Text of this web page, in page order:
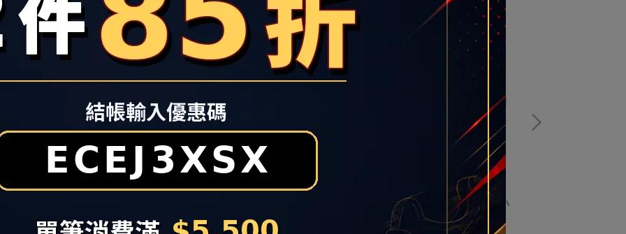
焦
Nike Air Monarch IV 男鞋 老爹鞋 復古 休閒
NT$2,500
NIKE WMNS TC 7900 女 休閒 雲霧藍
FB8941-043 增高厚底 老爹鞋 穿搭 版偏小
NT$4,000